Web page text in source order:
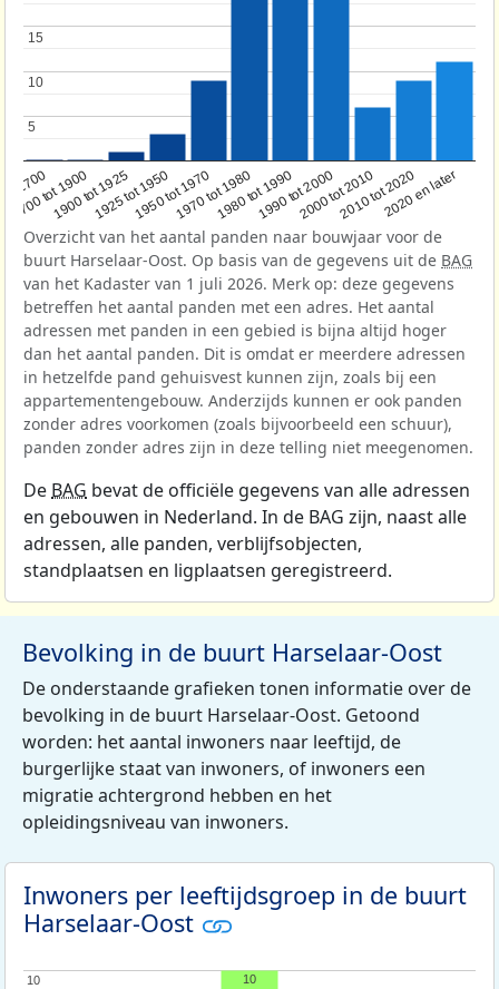
1700
1700 tot 1900
1900 tot 19251925 tot 19501950 tot 19701970 tot 19801980 tot 19901990 tot 20002000 tot 20102010 tot 20202020 en later
5
5
10
10
15
15
Overzicht van het aantal panden naar bouwjaar voor de
buurt Harselaar-Oost. Op basis van de gegevens uit de BAG
van het Kadaster van 1 juli 2026. Merk op: deze gegevens
betreffen het aantal panden met een adres. Het aantal
adressen met panden in een gebied is bijna altijd hoger
dan het aantal panden. Dit is omdat er meerdere adressen
in hetzelfde pand gehuisvest kunnen zijn, zoals bij een
appartementengebouw. Anderzijds kunnen er ook panden
zonder adres voorkomen (zoals bijvoorbeeld een schuur),
panden zonder adres zijn in deze telling niet meegenomen.
De BAG bevat de officiële gegevens van alle adressen
en gebouwen in Nederland. In de BAG zijn, naast alle
adressen, alle panden, verblijfsobjecten,
standplaatsen en ligplaatsen geregistreerd.
Bevolking in de buurt Harselaar-Oost
De onderstaande grafieken tonen informatie over de
bevolking in de buurt Harselaar-Oost. Getoond
worden: het aantal inwoners naar leeftijd, de
burgerlijke staat van inwoners, of inwoners een
migratie achtergrond hebben en het
opleidingsniveau van inwoners.
Inwoners per leeftijdsgroep in de buurt
Harselaar-Oost
10
10 10